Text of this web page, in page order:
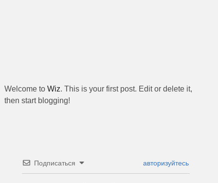
Welcome to Wiz. This is your first post. Edit or delete it,
then start blogging!
Подписаться авторизуйтесь